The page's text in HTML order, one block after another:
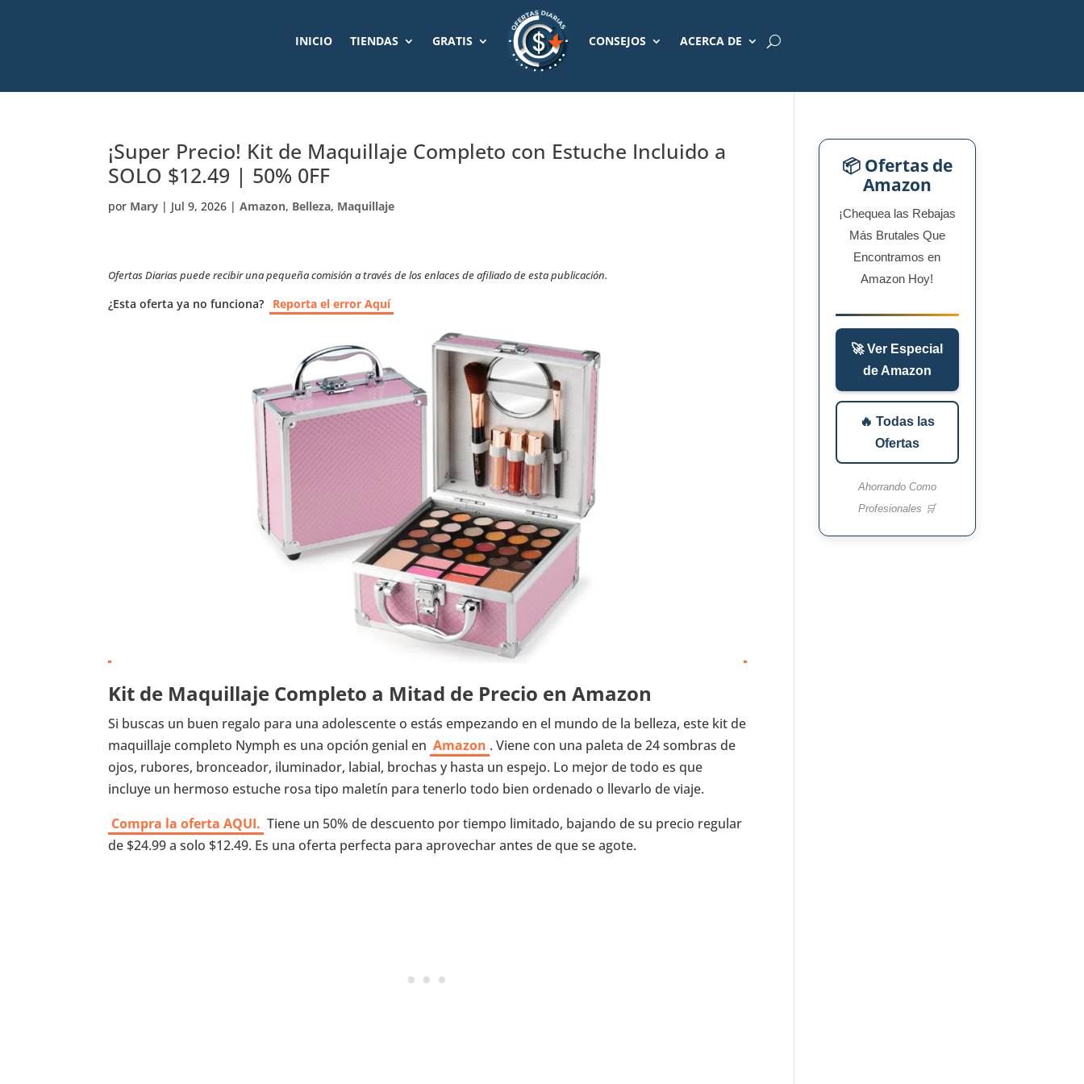
INICIO TIENDAS GRATIS CONSEJOS ACERCA DE
¡Super Precio! Kit de Maquillaje Completo con Estuche Incluido a
SOLO $12.49 | 50% 0FF
por Mary | Jul 9, 2026 |Amazon, Belleza, Maquillaje
Ofertas Diarias puede recibir una pequeña comisión a través de los enlaces de afiliado de esta publicación.
¿Esta oferta ya no funciona? Reporta el error Aquí
Kit de Maquillaje Completo a Mitad de Precio en Amazon
Si buscas un buen regalo para una adolescente o estás empezando en el mundo de la belleza, este kit de
maquillaje completo Nymph es una opción genial en Amazon . Viene con una paleta de 24 sombras de
ojos, rubores, bronceador, iluminador, labial, brochas y hasta un espejo. Lo mejor de todo es que
incluye un hermoso estuche rosa tipo maletín para tenerlo todo bien ordenado o llevarlo de viaje.
Compra la oferta AQUI. Tiene un 50% de descuento por tiempo limitado, bajando de su precio regular
de $24.99 a solo $12.49. Es una oferta perfecta para aprovechar antes de que se agote.
📦 Ofertas de
Amazon
¡Chequea las Rebajas
Más Brutales Que
Encontramos en
Amazon Hoy!
🚀 Ver Especial
de Amazon
🔥 Todas las
Ofertas
Ahorrando Como
Profesionales 🛒